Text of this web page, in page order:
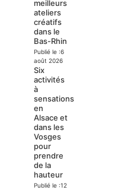
meilleurs
ateliers
créatifs
dans le
Bas-Rhin
Publié le :6
août 2026
Six
activités
à
sensations
en
Alsace et
dans les
Vosges
pour
prendre
de la
hauteur
Publié le :12